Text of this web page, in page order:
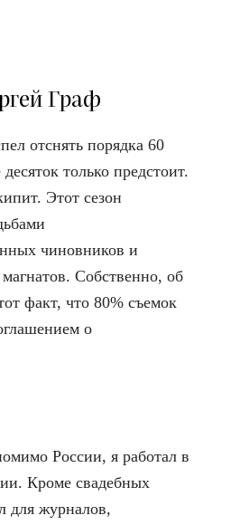
Граф
отснять порядка 60
только предстоит.
Этот сезон
чиновников и
Собственно, об
факт, что 80% съемок
о
России, я работал в
Кроме свадебных
для журналов,